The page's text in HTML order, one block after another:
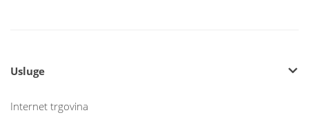
Usluge
Internet trgovina